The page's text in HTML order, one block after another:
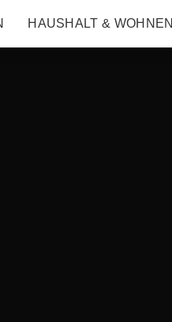
HAUSHALT & WOHNEN